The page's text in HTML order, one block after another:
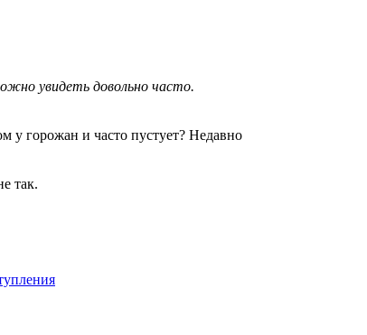
увидеть довольно часто.
у горожан и часто пустует? Недавно
так.